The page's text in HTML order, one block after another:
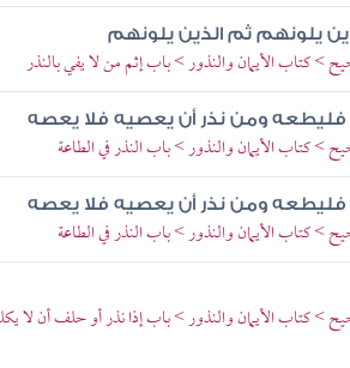
يلونهم ثم الذين يلونهم
> كتاب الأيمان والنذور > باب إثم من لا يفي بالنذر
فليطعه ومن نذر أن يعصيه فلا يعصه
> كتاب الأيمان والنذور > باب النذر في الطاعة
فليطعه ومن نذر أن يعصيه فلا يعصه
> كتاب الأيمان والنذور > باب النذر في الطاعة
كتاب الأيمان والنذور > باب إذا نذر أو حلف أن لا يكلم